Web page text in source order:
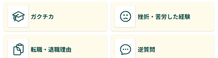
ガクチカ 挫折・苦労した経験
転職・退職理由 逆質問